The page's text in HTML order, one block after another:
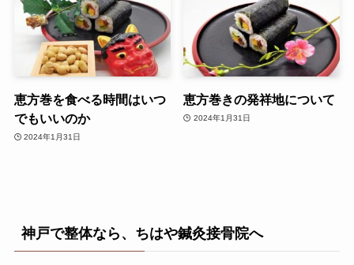
恵方巻を食べる時間はいつ
でもいいのか
2024年1月31日
恵方巻きの発祥地について
2024年1月31日
神戸で整体なら、ちはや鍼灸接骨院へ